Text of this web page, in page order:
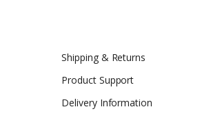
Shipping & Returns
Product Support
Delivery Information